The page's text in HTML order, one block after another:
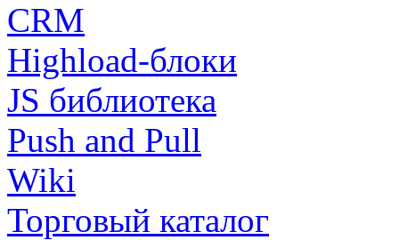
CRM
Highload-блоки
JS библиотека
Push and Pull
Wiki
Торговый каталог